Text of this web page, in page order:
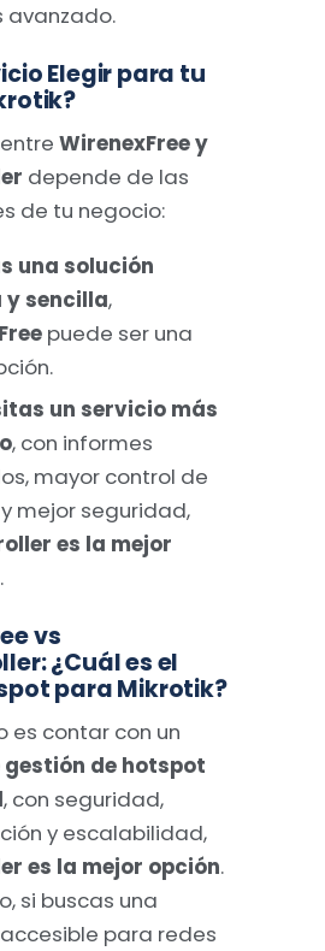
avanzado.
Elegir para tu
WirenexFree y
depende de las
de tu negocio:
una solución
sencilla,
puede ser una
un servicio más
, con informes
mayor control de
mejor seguridad,
es la mejor
.
vs
¿Cuál es el
para Mikrotik?
es contar con un
de hotspot
, con seguridad,
y escalabilidad,
es la mejor opción.
si buscas una
para redes